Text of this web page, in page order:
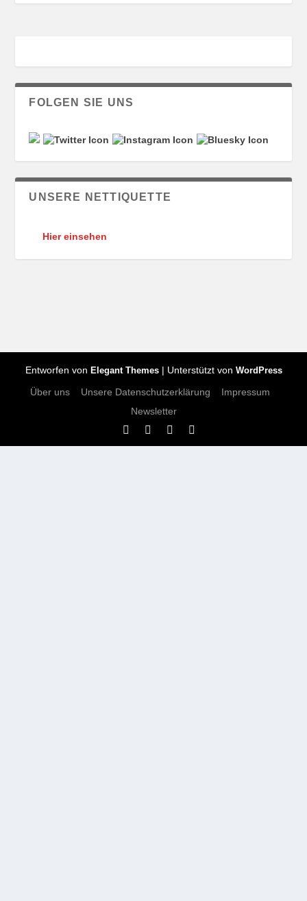
FOLGEN SIE UNS
UNSERE NETTIQUETTE
Hier einsehen
Entworfen von Elegant Themes| Unterstützt von WordPress
Über uns Unsere Datenschutzerklärung
Impressum
Newsletter